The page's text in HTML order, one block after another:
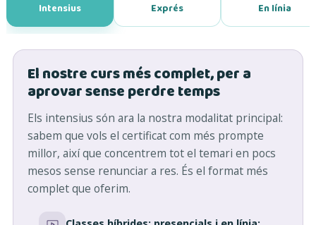
Intensius Exprés En línia
El nostre curs més complet, per a
aprovar sense perdre temps
Els intensius són ara la nostra modalitat principal:
sabem que vols el certificat com més prompte
millor, així que concentrem tot el temari en pocs
mesos sense renunciar a res. És el format més
complet que oferim.